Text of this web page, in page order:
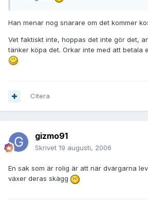
Han menar nog snarare om det kommer
Vet faktiskt inte, hoppas det inte gör det,
tänker köpa det. Orkar inte med att betala
Citera
gizmo91
Skrivet 19 augusti, 2006
En sak som är rolig är att när dvärgarna
växer deras skägg